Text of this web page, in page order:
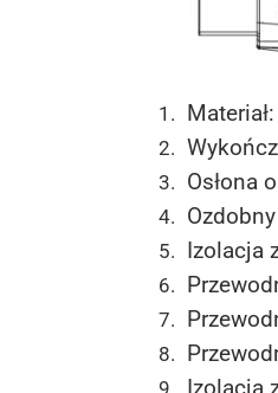
Osłona
Izolacja
Izolacja